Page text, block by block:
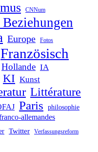
CNNum
Europe Fotos
Französisch
Hollande IA
KI Kunst
Littérature
Paris philosophie
allemandes
Twitter Verfassungsreform